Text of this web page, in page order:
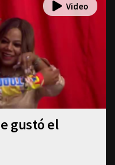
gustó el